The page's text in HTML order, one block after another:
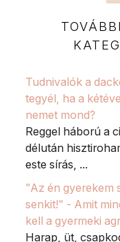
Tudnivalók a
tegyél, ha a
nemet mond?
Reggel háború a
délután
este sírás, ...
"Az én gyerekem
senkit!" - Amit
kell a gyermeki
Harap, üt,